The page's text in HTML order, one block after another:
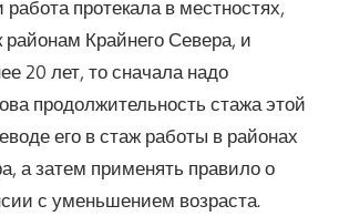
протекала в местностях,
районам Край­него Севера, и
20 лет, то сначала надо
про­должительность стажа этой
его в стаж работы в районах
а затем применять правило о
с уменьшени­ем возраста.